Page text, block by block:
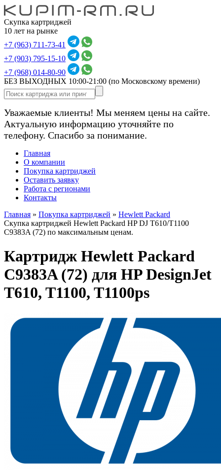
Скупка картриджей
10 лет на рынке
+7 (963) 711-73-41
+7 (903) 795-15-10
+7 (968) 014-80-90
БЕЗ ВЫХОДНЫХ 10:00-21:00 (по Московскому времени)
Уважаемые клиенты! Мы меняем цены на сайте.
Актуальную информацию уточняйте по
телефону. Спасибо за понимание.
Главная
О компании
Покупка картриджей
Оставить заявку
Работа с регионами
Контакты
Главная » Покупка картриджей » Hewlett Packard
Скупка картриджей Hewlett Packard HP DJ T610/T1100
C9383A (72) по максимальным ценам.
Картридж Hewlett Packard
C9383A (72) для HP DesignJet
T610, T1100, T1100ps